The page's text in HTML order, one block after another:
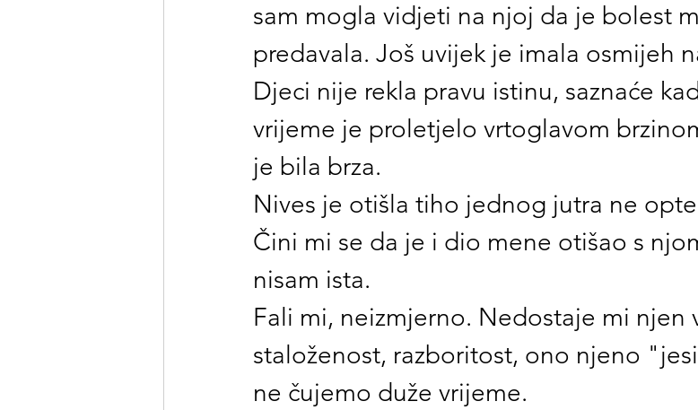
sam mogla vidjeti na njoj da je bolest
predavala. Još uvijek je imala osmijeh
Djeci nije rekla pravu istinu, saznaće
vrijeme je proletjelo vrtoglavom
je bila brza.
Nives je otišla tiho jednog jutra ne
Čini mi se da je i dio mene otišao s
nisam ista.
Fali mi, neizmjerno. Nedostaje mi njen
staloženost, razboritost, ono njeno
ne čujemo duže vrijeme.